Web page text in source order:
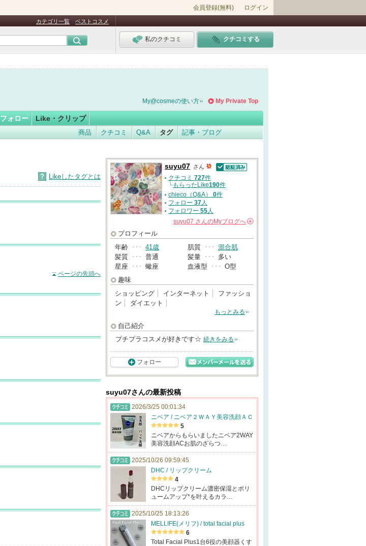
会員登録(無料) ログイン
カテゴリ一覧 ベストコスメ
私のクチコミ クチコミする
My Private Top
My@cosmeの使い方
フォロー Like・クリップ
商品 クチコミ Q&A タグ 記事・ブログ
? Likeしたタグとは
ページの先頭へ
suyu07 さん
クチコミ 727件
└もらったLike190件
chieco（Q&A） 0件
フォロー 37人
フォロワー 55人
suyu07 さんのMyブログへ
プロフィール
年齢 ･･･ 41歳 肌質 ･･･ 混合肌
髪質 ･･･ 普通 髪量 ･･･
多い
星座 ･･･ 蠍座 血液型 ･･･ O型
趣味
ショッピング
インターネット
ファッショ
ン
ダイエット
もっとみる
自己紹介
プチプラコスメが好きです☆ 続きをみる
フォロー
suyu07さんの最新投稿
2026/3/25 00:01:34
ニベア / ニベア２ＷＡＹ美容洗顔ＡＣ
5
ニベアからもらいましたニベア2WAY
美容洗顔ACお肌のざらつ…
2025/10/26 09:59:45
DHC / リップクリーム
4
DHCリップクリーム濃密保湿とボリ
ュームアップ*を叶えるカラ…
2025/10/25 18:13:26
MELLIFE(メリフ) / total facial plus
6
Total Facial Plus1台6役の美顔器くす